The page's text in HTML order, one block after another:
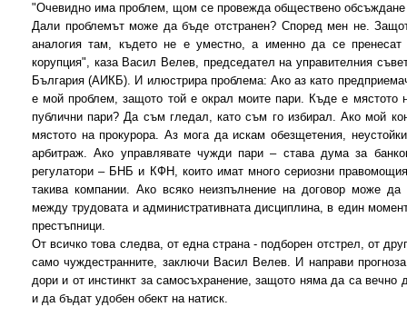
"Очевидно има проблем, щом се провежда обществено обсъждане
Дали проблемът може да бъде отстранен? Според мен не.
аналогия там, където не е уместно, а именно да се
корупция", каза Васил Велев, председател на управителния
България (АИКБ). И илюстрира проблема: Ако аз като
е мой проблем, защото той е окрал моите пари. Къде е мястото
публични пари? Да съм гледал, като съм го избирал. Ако мой
мястото на прокурора. Аз мога да искам обезщетения,
арбитраж. Ако управлявате чужди пари – става дума за
регулатори – БНБ и КФН, които имат много сериозни
такива компании. Ако всяко неизпълнение на договор може да
между трудовата и административната дисциплина, в един
престъпници.
От всичко това следва, от една страна - подборен отстрел, от
само чуждестранните, заключи Васил Велев. И направи
дори и от инстинкт за самосъхранение, защото няма да са вечно
и да бъдат удобен обект на натиск.